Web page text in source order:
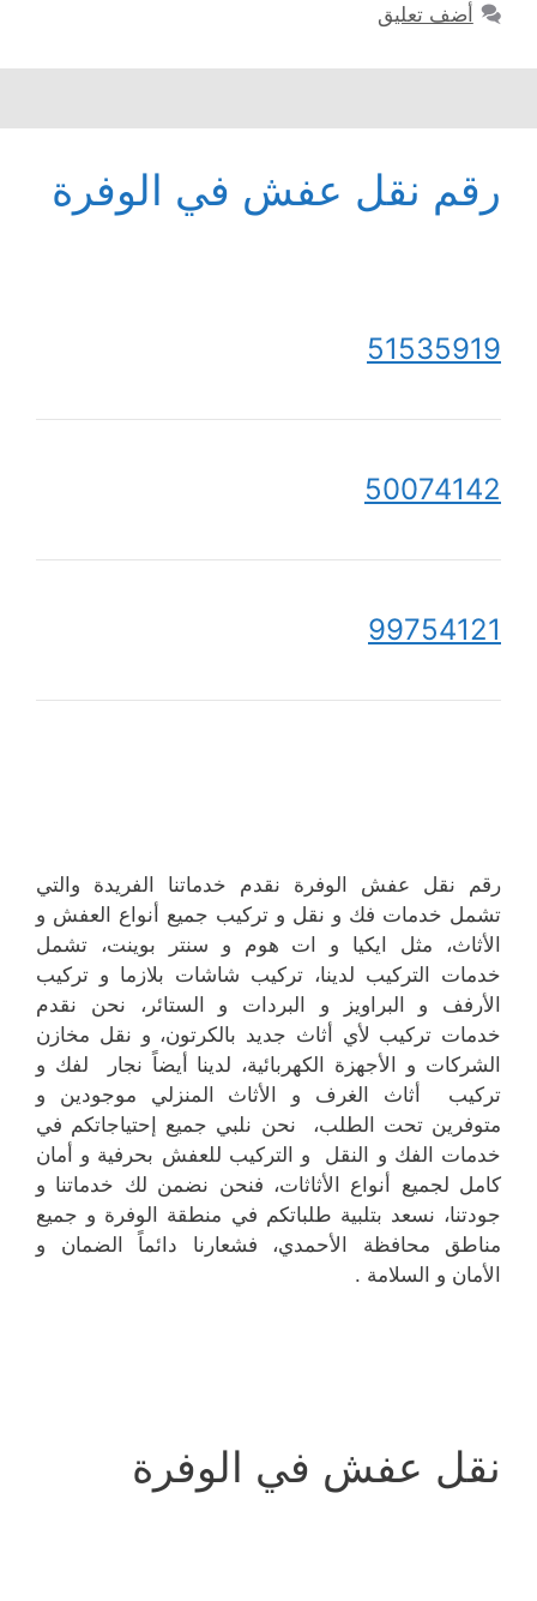
أضف تعليق
رقم نقل عفش في الوفرة
51535919
50074142
99754121
رقم نقل عفش الوفرة نقدم خدماتنا الفريدة والتي
تشمل خدمات فك و نقل و تركيب جميع أنواع العفش و
الأثاث، مثل ايكيا و ات هوم و سنتر بوينت، تشمل
خدمات التركيب لدينا، تركيب شاشات بلازما و تركيب
الأرفف و البراويز و البردات و الستائر، نحن نقدم
خدمات تركيب لأي أثاث جديد بالكرتون، و نقل مخازن
الشركات و الأجهزة الكهربائية، لدينا أيضاً نجار لفك و
تركيب أثاث الغرف و الأثاث المنزلي موجودين و
متوفرين تحت الطلب، نحن نلبي جميع إحتياجاتكم في
خدمات الفك و النقل و التركيب للعفش بحرفية و أمان
كامل لجميع أنواع الأثاثات، فنحن نضمن لك خدماتنا و
جودتنا، نسعد بتلبية طلباتكم في منطقة الوفرة و جميع
مناطق محافظة الأحمدي، فشعارنا دائماً الضمان و
الأمان و السلامة .
نقل عفش في الوفرة